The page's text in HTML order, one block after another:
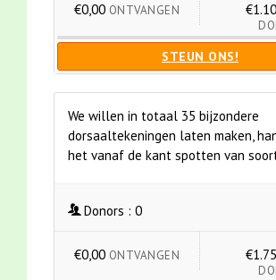
€0,00 ONTVANGEN
STEUN ONS!
We willen in totaal 35 bijzondere
dorsaaltekeningen laten maken,
het vanaf de kant spotten van
Donors : 0
€0,00 ONTVANGEN